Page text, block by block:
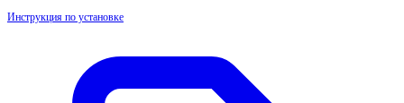
Инструкция по установке